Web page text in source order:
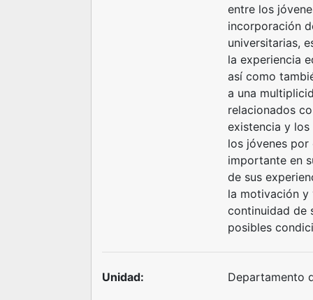
entre los
incorporación
universitarias,
la experiencia
así como
a una
relacionados
existencia y
los jóvenes por
importante en
de sus
la motivación y
continuidad de
posibles
Unidad: Departamento